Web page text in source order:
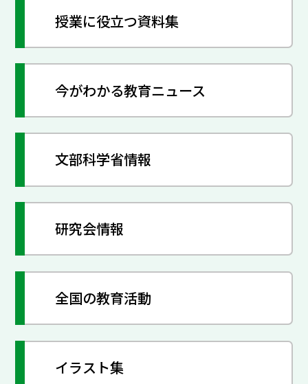
授業に役立つ資料集
今がわかる教育ニュース
文部科学省情報
研究会情報
全国の教育活動
イラスト集